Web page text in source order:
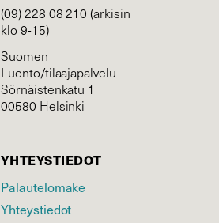
(09) 228 08 210 (arkisin
klo 9-15)
Suomen
Luonto/tilaajapalvelu
Sörnäistenkatu 1
00580 Helsinki
YHTEYSTIEDOT
Palautelomake
Yhteystiedot